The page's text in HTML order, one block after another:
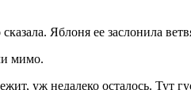
Яблоня ее заслонила
мимо.
уж недалеко осталось. Тут